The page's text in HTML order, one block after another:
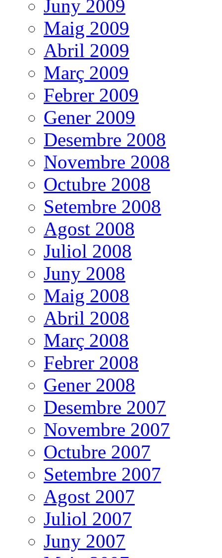
Juny 2009
Maig 2009
Abril 2009
Març 2009
Febrer 2009
Gener 2009
Desembre 2008
Novembre 2008
Octubre 2008
Setembre 2008
Agost 2008
Juliol 2008
Juny 2008
Maig 2008
Abril 2008
Març 2008
Febrer 2008
Gener 2008
Desembre 2007
Novembre 2007
Octubre 2007
Setembre 2007
Agost 2007
Juliol 2007
Juny 2007